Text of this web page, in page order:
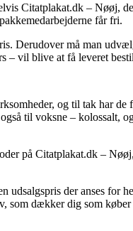
Citatplakat.dk – Nøøj,
får fri.
Derudover må man
vil blive at få leveret
og til tak har de
til voksne – kolossalt,
på Citatplakat.dk –
der anses for
som dækker dig som